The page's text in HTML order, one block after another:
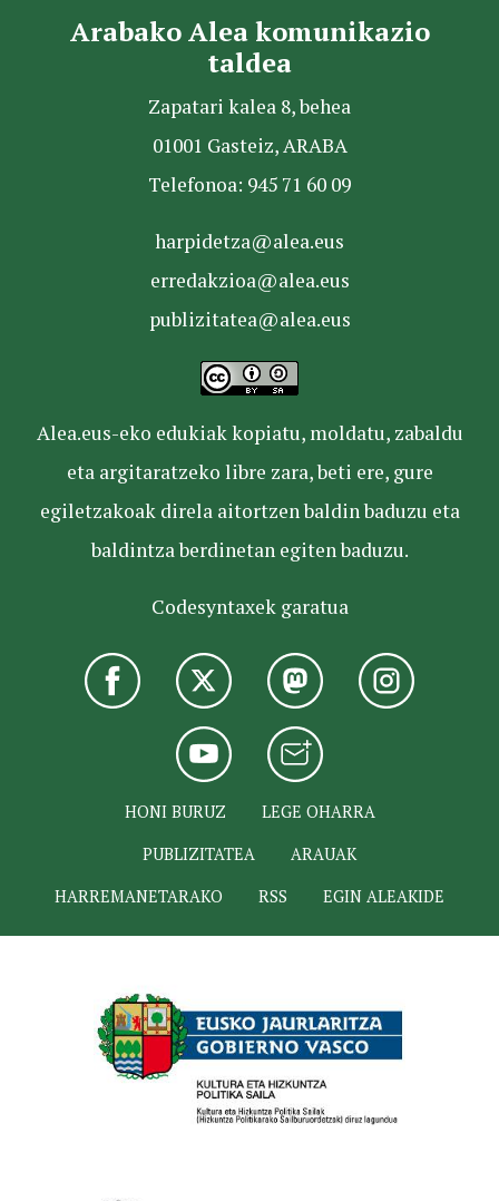
Arabako Alea komunikazio
taldea
Zapatari kalea 8, behea
01001 Gasteiz, ARABA
Telefonoa: 945 71 60 09
harpidetza@alea.eus
erredakzioa@alea.eus
publizitatea@alea.eus
Alea.eus-eko edukiak kopiatu, moldatu, zabaldu
eta argitaratzeko libre zara, beti ere, gure
egiletzakoak direla aitortzen baldin baduzu eta
baldintza berdinetan egiten baduzu.
Codesyntaxek garatua
HONI BURUZ
LEGE OHARRA
PUBLIZITATEA
ARAUAK
HARREMANETARAKO
RSS EGIN ALEAKIDE